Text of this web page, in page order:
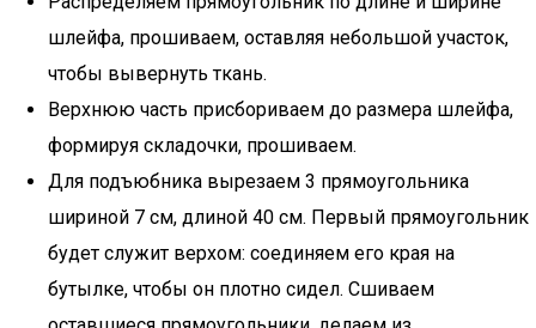
шлейфа, прошиваем, оставляя небольшой участок,
чтобы вывернуть ткань.
Верхнюю часть присбориваем до размера шлейфа,
формируя складочки, прошиваем.
Для подъюбника вырезаем 3 прямоугольника
шириной 7 см, длиной 40 см. Первый прямоугольник
будет служит верхом: соединяем его края на
бутылке, чтобы он плотно сидел. Сшиваем